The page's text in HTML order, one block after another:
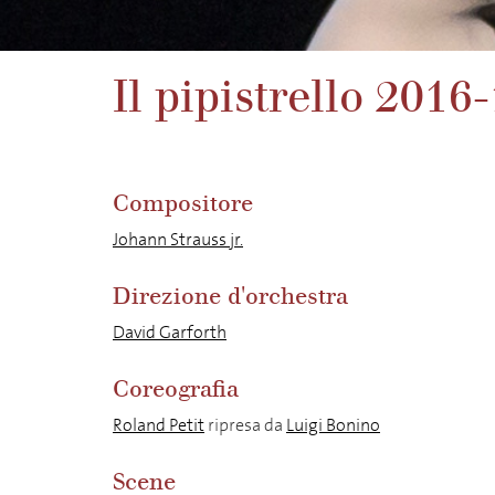
Il pipistrello
Compositore
Johann Strauss jr.
Direzione d'orchestra
David Garforth
Coreografia
Roland Petitripresa da Luigi Bonino
Scene